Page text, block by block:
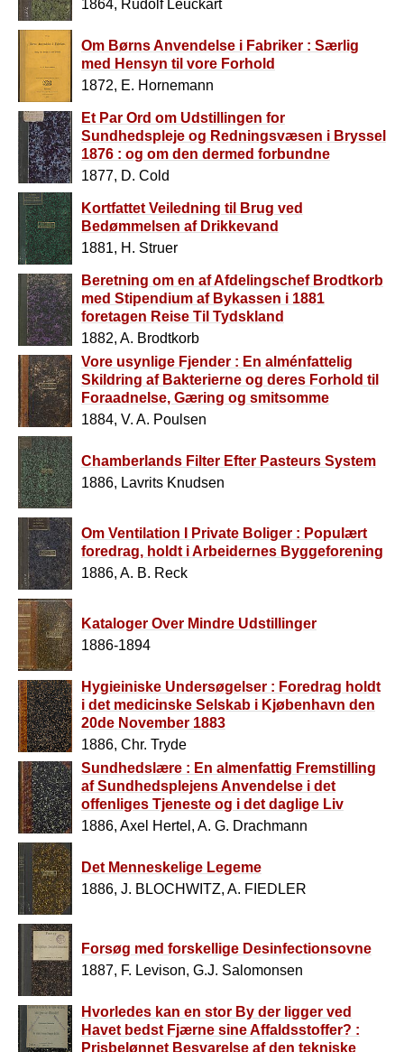
1864, Rudolf Leuckart
Om Børns Anvendelse i Fabriker : Særlig
med Hensyn til vore Forhold
1872, E. Hornemann
Et Par Ord om Udstillingen for
Sundhedspleje og Redningsvæsen i Bryssel
1876 : og om den dermed forbundne
Kongres
1877, D. Cold
Kortfattet Veiledning til Brug ved
Bedømmelsen af Drikkevand
1881, H. Struer
Beretning om en af Afdelingschef Brodtkorb
med Stipendium af Bykassen i 1881
foretagen Reise Til Tydskland
1882, A. Brodtkorb
Vore usynlige Fjender : En alménfattelig
Skildring af Bakterierne og deres Forhold til
Foraadnelse, Gæring og smitsomme
Sygdomme
1884, V. A. Poulsen
Chamberlands Filter Efter Pasteurs System
1886, Lavrits Knudsen
Om Ventilation I Private Boliger : Populært
foredrag, holdt i Arbeidernes Byggeforening
1886, A. B. Reck
Kataloger Over Mindre Udstillinger
1886-1894
Hygieiniske Undersøgelser : Foredrag holdt
i det medicinske Selskab i Kjøbenhavn den
20de November 1883
1886, Chr. Tryde
Sundhedslære : En almenfattig Fremstilling
af Sundhedsplejens Anvendelse i det
offenliges Tjeneste og i det daglige Liv
1886, Axel Hertel, A. G. Drachmann
Det Menneskelige Legeme
1886, J. BLOCHWITZ, A. FIEDLER
Forsøg med forskellige Desinfectionsovne
1887, F. Levison, G.J. Salomonsen
Hvorledes kan en stor By der ligger ved
Havet bedst Fjærne sine Affaldsstoffer? :
Prisbelønnet Besvarelse af den tekniske